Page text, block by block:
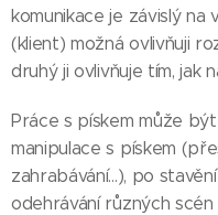
komunikace je závislý na
(klient) možná ovlivňuji
druhý ji ovlivňuje tím, jak
Práce s pískem může
manipulace s pískem
zahrabávání...), po
odehrávání různých